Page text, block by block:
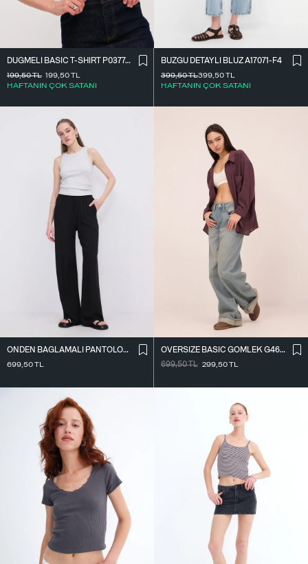
DÜĞMELI BASIC T-SHIRT P0377-K12
199,50TL
HAFTANIN ÇOK SATANI
199,50TL
BÜZGÜ DETAYLI BLUZ A17071-F4
399,50TL
HAFTANIN ÇOK SATANI
399,50TL
ÖNDEN BAĞLAMALI PANTOLON PN16791-W12
699,50TL
OVERSIZE BASIC GÖMLEK G4612-Z2
699,50TL 299,50TL